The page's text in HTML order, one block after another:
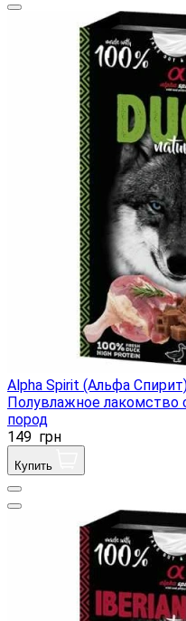
Alpha Spirit (Альфа
Полувлажное лакомство
пород
149 грн
Купить